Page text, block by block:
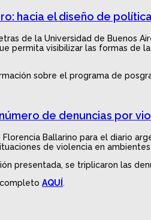
hacia el diseño de
de la Universidad de Buenos
permita visibilizar las formas de
sobre el programa de
de denuncias por
Ballarino para el diario
de violencia en
presentada, se triplicaron las
AQUÍ.